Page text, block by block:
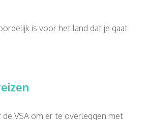
is voor het land dat je gaat
de VSA om er te overleggen met